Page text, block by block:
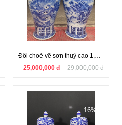
Đôi choé vẽ sơn thuỷ cao 1,2m hàng nghệ nhân
25,000,000 đ
29,000,000 đ
16%